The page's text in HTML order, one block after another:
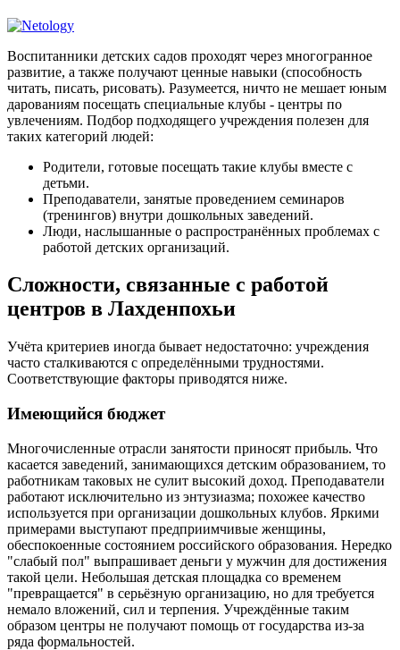
Воспитанники детских садов проходят через многогранное
развитие, а также получают ценные навыки (способность
читать, писать, рисовать). Разумеется, ничто не мешает юным
дарованиям посещать специальные клубы - центры по
увлечениям. Подбор подходящего учреждения полезен для
таких категорий людей:
Родители, готовые посещать такие клубы вместе с
детьми.
Преподаватели, занятые проведением семинаров
(тренингов) внутри дошкольных заведений.
Люди, наслышанные о распространённых проблемах с
работой детских организаций.
Сложности, связанные с работой
центров в Лахденпохьи
Учёта критериев иногда бывает недостаточно: учреждения
часто сталкиваются с определёнными трудностями.
Соответствующие факторы приводятся ниже.
Имеющийся бюджет
Многочисленные отрасли занятости приносят прибыль. Что
касается заведений, занимающихся детским образованием, то
работникам таковых не сулит высокий доход. Преподаватели
работают исключительно из энтузиазма; похожее качество
используется при организации дошкольных клубов. Яркими
примерами выступают предприимчивые женщины,
обеспокоенные состоянием российского образования. Нередко
"слабый пол" выпрашивает деньги у мужчин для достижения
такой цели. Небольшая детская площадка со временем
"превращается" в серьёзную организацию, но для требуется
немало вложений, сил и терпения. Учреждённые таким
образом центры не получают помощь от государства из-за
ряда формальностей.